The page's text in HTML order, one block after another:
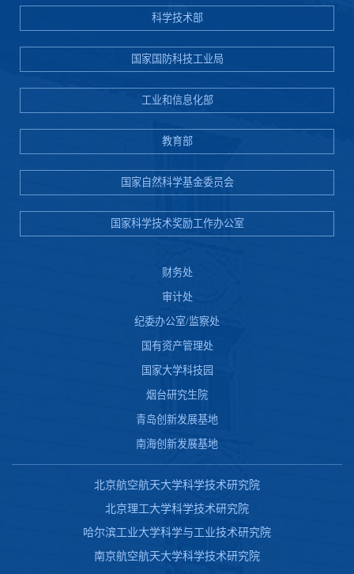
科学技术部
国家国防科技工业局
工业和信息化部
教育部
国家自然科学基金委员会
国家科学技术奖励工作办公室
财务处
审计处
纪委办公室/监察处
国有资产管理处
国家大学科技园
烟台研究生院
青岛创新发展基地
南海创新发展基地
北京航空航天大学科学技术研究院
北京理工大学科学技术研究院
哈尔滨工业大学科学与工业技术研究院
南京航空航天大学科学技术研究院